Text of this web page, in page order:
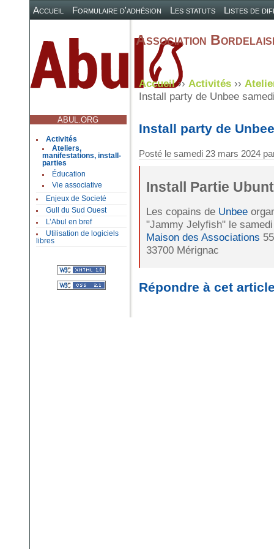
Accueil Formulaire d'adhésion Les statuts Listes de
ABUL.ORG
Activités
Ateliers,
manifestations, install-
parties
Éducation
Vie associative
Enjeux de Societé
Gull du Sud Ouest
L’Abul en bref
Utilisation de logiciels
libres
Association
Accueil›› Activités››
Install party de Unbee
Install party de
Posté le samedi 23 mars 2024
Install Partie
Les copains de Unbee
"Jammy Jelyfish" le
Maison des Associations
33700 Mérignac
Répondre à cet